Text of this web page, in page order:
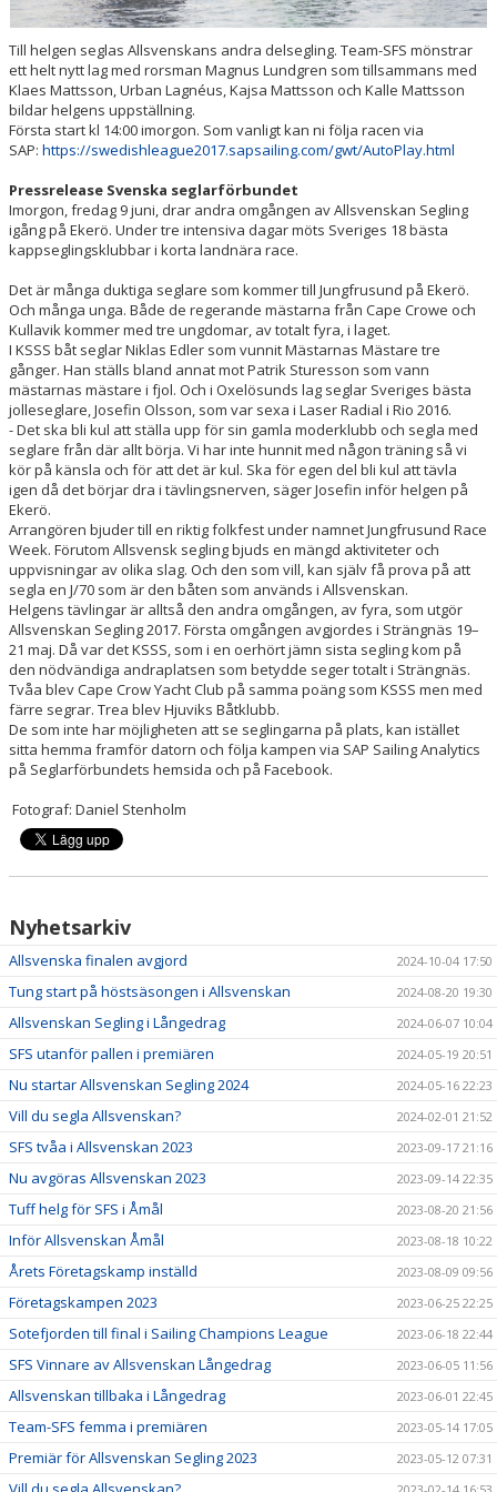
FÖRETAGSKAMPEN
Till helgen seglas Allsvenskans andra delsegling. Team-SFS mönstrar
ett helt nytt lag med rorsman Magnus Lundgren som tillsammans med
Klaes Mattsson, Urban Lagnéus, Kajsa Mattsson och Kalle Mattsson
bildar helgens uppställning.
Första start kl 14:00 imorgon. Som vanligt kan ni följa racen via
SAP: https://swedishleague2017.sapsailing.com/gwt/AutoPlay.html
Pressrelease Svenska seglarförbundet
Imorgon, fredag 9 juni, drar andra omgången av Allsvenskan Segling
igång på Ekerö. Under tre intensiva dagar möts Sveriges 18 bästa
kappseglingsklubbar i korta landnära race.
Det är många duktiga seglare som kommer till Jungfrusund på Ekerö.
Och många unga. Både de regerande mästarna från Cape Crowe och
Kullavik kommer med tre ungdomar, av totalt fyra, i laget.
I KSSS båt seglar Niklas Edler som vunnit Mästarnas Mästare tre
gånger. Han ställs bland annat mot Patrik Sturesson som vann
mästarnas mästare i fjol. Och i Oxelösunds lag seglar Sveriges bästa
jolleseglare, Josefin Olsson, som var sexa i Laser Radial i Rio 2016.
- Det ska bli kul att ställa upp för sin gamla moderklubb och segla med
seglare från där allt börja. Vi har inte hunnit med någon träning så vi
kör på känsla och för att det är kul. Ska för egen del bli kul att tävla
igen då det börjar dra i tävlingsnerven, säger Josefin inför helgen på
Ekerö.
Arrangören bjuder till en riktig folkfest under namnet Jungfrusund Race
Week. Förutom Allsvensk segling bjuds en mängd aktiviteter och
uppvisningar av olika slag. Och den som vill, kan själv få prova på att
segla en J/70 som är den båten som används i Allsvenskan.
Helgens tävlingar är alltså den andra omgången, av fyra, som utgör
Allsvenskan Segling 2017. Första omgången avgjordes i Strängnäs 19–
21 maj. Då var det KSSS, som i en oerhört jämn sista segling kom på
den nödvändiga andraplatsen som betydde seger totalt i Strängnäs.
Tvåa blev Cape Crow Yacht Club på samma poäng som KSSS men med
färre segrar. Trea blev Hjuviks Båtklubb.
De som inte har möjligheten att se seglingarna på plats, kan istället
sitta hemma framför datorn och följa kampen via SAP Sailing Analytics
på Seglarförbundets hemsida och på Facebook.
Fotograf: Daniel Stenholm
Nyhetsarkiv
Allsvenska finalen avgjord 2024-10-04 17:50
Tung start på höstsäsongen i Allsvenskan 2024-08-20 19:30
Allsvenskan Segling i Långedrag 2024-06-07 10:04
SFS utanför pallen i premiären 2024-05-19 20:51
Nu startar Allsvenskan Segling 2024 2024-05-16 22:23
Vill du segla Allsvenskan? 2024-02-01 21:52
SFS tvåa i Allsvenskan 2023 2023-09-17 21:16
Nu avgöras Allsvenskan 2023 2023-09-14 22:35
Tuff helg för SFS i Åmål 2023-08-20 21:56
Inför Allsvenskan Åmål 2023-08-18 10:22
Årets Företagskamp inställd 2023-08-09 09:56
Företagskampen 2023 2023-06-25 22:25
Sotefjorden till final i Sailing Champions League 2023-06-18 22:44
SFS Vinnare av Allsvenskan Långedrag 2023-06-05 11:56
Allsvenskan tillbaka i Långedrag 2023-06-01 22:45
Team-SFS femma i premiären 2023-05-14 17:05
Premiär för Allsvenskan Segling 2023 2023-05-12 07:31